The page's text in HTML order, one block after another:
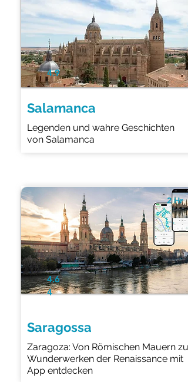
4.9
Salamanca
Legenden und wahre Geschichten
von Salamanca
4.6
4
Saragossa
Zaragoza: Von Römischen Mauern zu
Wunderwerken der Renaissance mit
App entdecken
2 Hr